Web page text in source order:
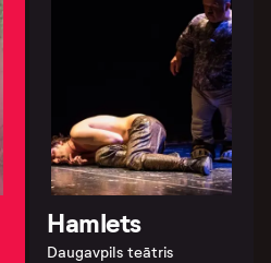
Hamlets
Daugavpils teātris